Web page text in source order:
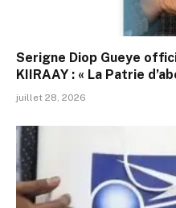
Serigne Diop Gueye
KIIRAAY : « La Patrie
juillet 28, 2026